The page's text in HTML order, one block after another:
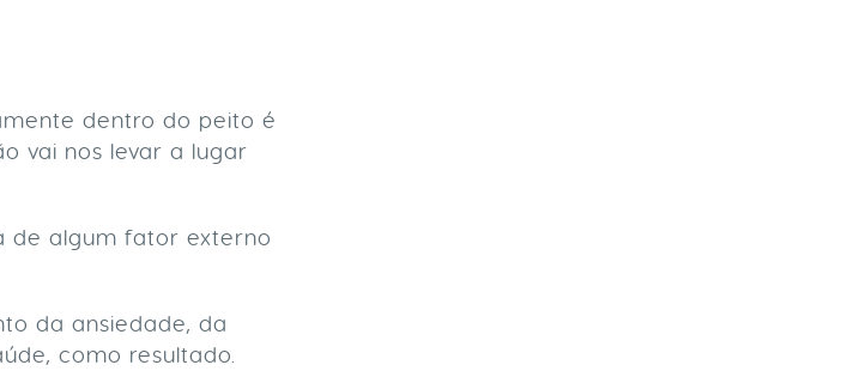
dentro do peito é
vai nos levar a lugar
de algum fator externo
da ansiedade, da
como resultado.